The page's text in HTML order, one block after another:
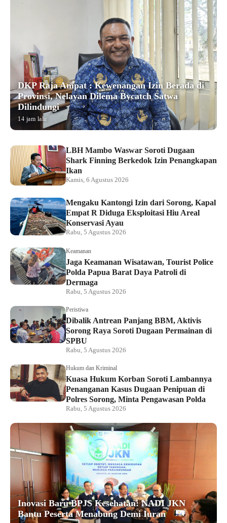
DKP Raja Ampat : Kewenangan Izin Berada di
Provinsi, Nelayan Dilema Bycatch Satwa
Dilindungi
14 jam lalu
LBH Mambo Waswar Soroti Dugaan
Shark Finning Berkedok Izin Penangkapan
Ikan
Kamis, 6 Agustus 2026
Mengaku Kantongi Izin dari Sorong, Kapal
Empat R Diduga Eksploitasi Hiu Areal
Konservasi Ayau
Rabu, 5 Agustus 2026
Keamanan
Jaga Keamanan Wisatawan, Tourist Police
Polda Papua Barat Daya Patroli di
Dermaga
Rabu, 5 Agustus 2026
Peristiwa
Dibalik Antrean Panjang BBM, Aktivis
Sorong Raya Soroti Dugaan Permainan di
SPBU
Rabu, 5 Agustus 2026
Hukum dan Kriminal
Kuasa Hukum Korban Soroti Lambannya
Penanganan Kasus Dugaan Penipuan di
Polres Sorong, Minta Pengawasan Polda
Rabu, 5 Agustus 2026
Inovasi Baru BPJS Kesehatan: NADI JKN
Bantu Peserta Menabung Demi Iuran